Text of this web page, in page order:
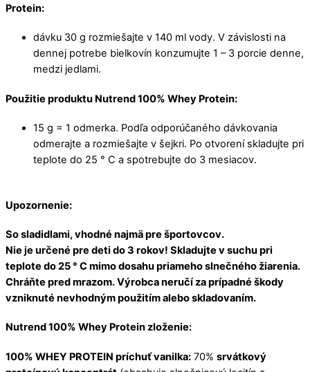
Protein:
dávku 30 g rozmiešajte v 140 ml vody. V závislosti na
dennej potrebe bielkovín konzumujte 1 – 3 porcie denne,
medzi jedlami.
Použitie produktu Nutrend 100% Whey Protein:
15 g = 1 odmerka. Podľa odporúčaného dávkovania
odmerajte a rozmiešajte v šejkri. Po otvorení skladujte pri
teplote do 25 ° C a spotrebujte do 3 mesiacov.
Upozornenie:
So sladidlami, vhodné najmä pre športovcov.
Nie je určené pre deti do 3 rokov! Skladujte v suchu pri
teplote do 25 ° C mimo dosahu priameho slnečného žiarenia.
Chráňte pred mrazom. Výrobca neručí za prípadné škody
vzniknuté nevhodným použitím alebo skladovaním.
Nutrend 100% Whey Protein zloženie:
100% WHEY PROTEIN príchuť vanilka: 70% srvátkový